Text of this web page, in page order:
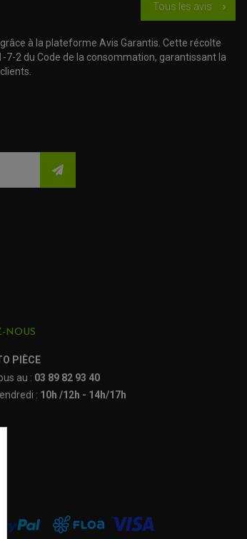
Tous les avis chevron_right
à la plateforme Avis Garantis. Cette récolte
2 du Code de la consommation, garantissant la
NOUS
PIÈCE
au : 03 89 82 93 40
: 10h /12h - 14h/17h